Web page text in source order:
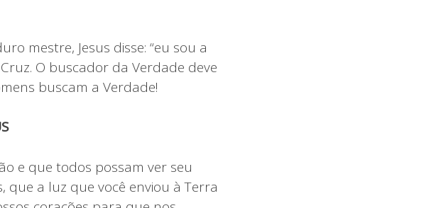
mestre, Jesus disse: “eu sou a
O buscador da Verdade deve
buscam a Verdade!
e que todos possam ver seu
a luz que você enviou à Terra